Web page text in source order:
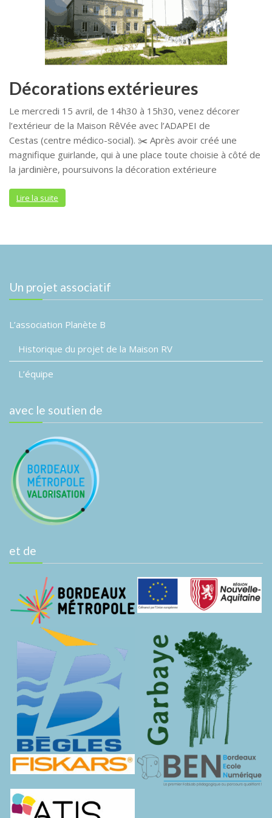
Décorations extérieures
Le mercredi 15 avril, de 14h30 à 15h30, venez décorer
l’extérieur de la Maison RêVée avec l’ADAPEI de
Cestas (centre médico-social). ✂️ Après avoir créé une
magnifique guirlande, qui à une place toute choisie à côté de
la jardinière, poursuivons la décoration extérieure
Lire la suite
Un projet associatif
L’association Planète B
Historique du projet de la Maison RV
L’équipe
avec le soutien de
et de